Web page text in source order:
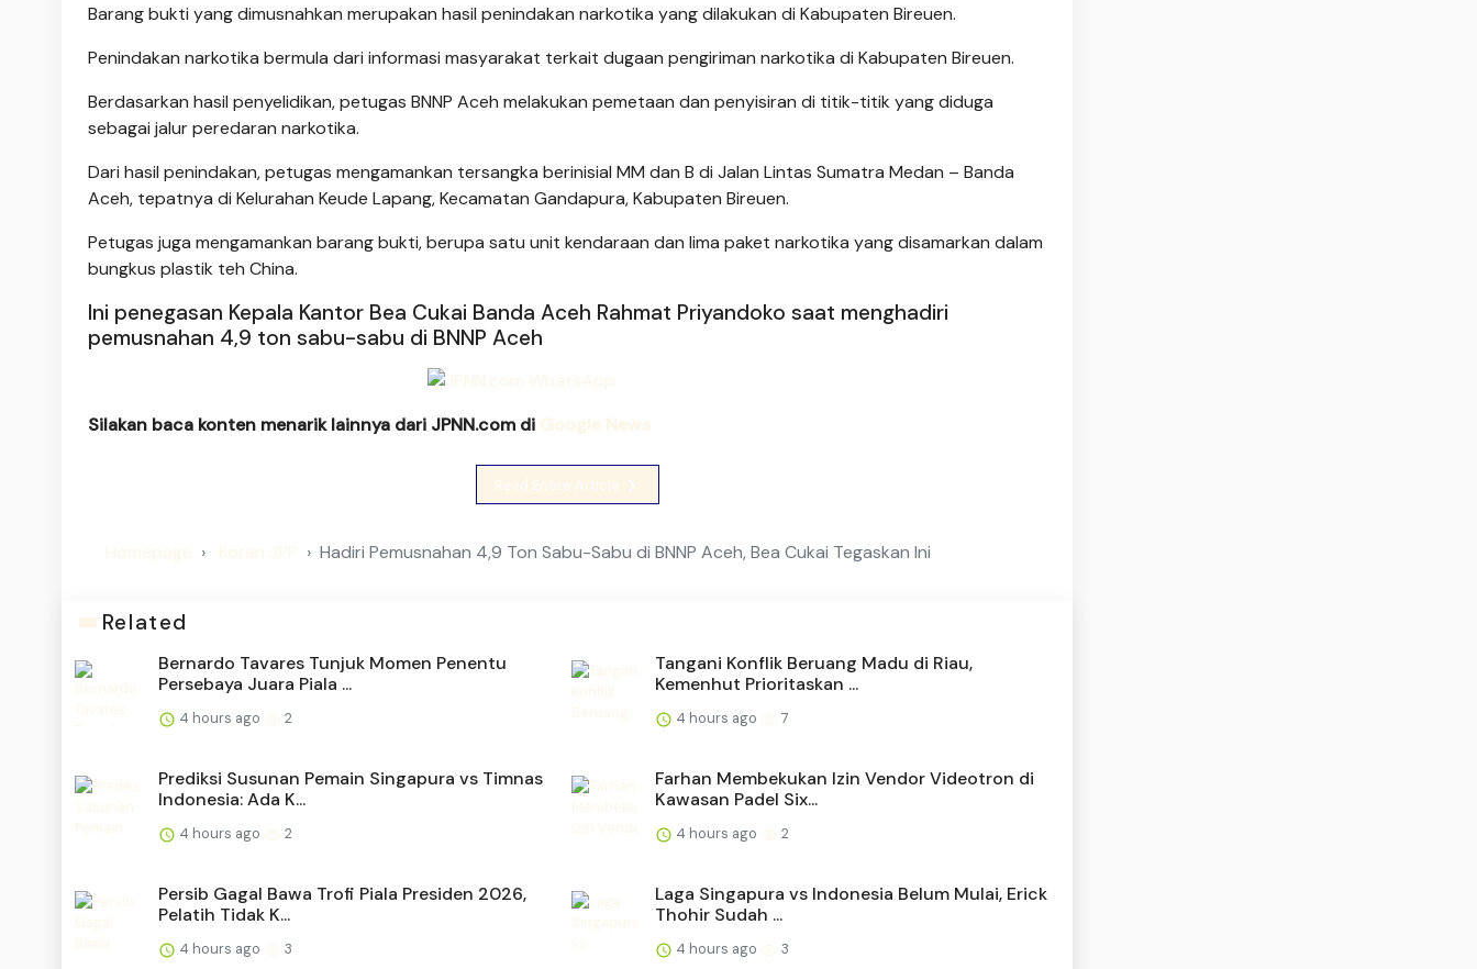
Barang bukti yang dimusnahkan merupakan hasil penindakan narkotika yang dilakukan di Kabupaten Bireuen.
Penindakan narkotika bermula dari informasi masyarakat terkait dugaan pengiriman narkotika di Kabupaten Bireuen.
Berdasarkan hasil penyelidikan, petugas BNNP Aceh melakukan pemetaan dan penyisiran di titik-titik yang diduga
sebagai jalur peredaran narkotika.
Dari hasil penindakan, petugas mengamankan tersangka berinisial MM dan B di Jalan Lintas Sumatra Medan – Banda
Aceh, tepatnya di Kelurahan Keude Lapang, Kecamatan Gandapura, Kabupaten Bireuen.
Petugas juga mengamankan barang bukti, berupa satu unit kendaraan dan lima paket narkotika yang disamarkan dalam
bungkus plastik teh China.
Ini penegasan Kepala Kantor Bea Cukai Banda Aceh Rahmat Priyandoko saat menghadiri
pemusnahan 4,9 ton sabu-sabu di BNNP Aceh
Silakan baca konten menarik lainnya dari JPNN.com di Google News
Read Entire Article
Homepage Koran JPP Hadiri Pemusnahan 4,9 Ton Sabu-Sabu di BNNP Aceh, Bea Cukai Tegaskan Ini
Related
Bernardo Tavares Tunjuk Momen Penentu
Persebaya Juara Piala ...
4 hours ago 2
Tangani Konflik Beruang Madu di Riau,
Kemenhut Prioritaskan ...
4 hours ago 7
Prediksi Susunan Pemain Singapura vs Timnas
Indonesia: Ada K...
4 hours ago 2
Farhan Membekukan Izin Vendor Videotron di
Kawasan Padel Six...
4 hours ago 2
Persib Gagal Bawa Trofi Piala Presiden 2026,
Pelatih Tidak K...
4 hours ago 3
Laga Singapura vs Indonesia Belum Mulai, Erick
Thohir Sudah ...
4 hours ago 3